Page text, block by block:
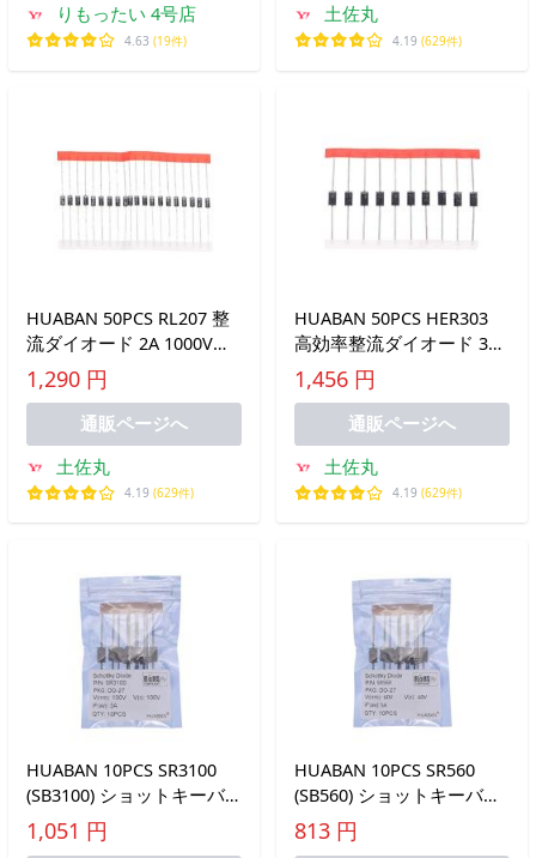
りもったい 4号店
4.63 (19件)
土佐丸
4.19 (629件)
HUABAN 50PCS RL207 整
流ダイオード 2A 1000V
DO-15 (DO-204AC) Axial 2
Amp 1000 Volt
1,290 円
通販ページへ
土佐丸
4.19 (629件)
HUABAN 50PCS HER303
高効率整流ダイオード 3A
200V 50-70ns DO-201AD
(DO-27) Axial 3 Amp
1,456 円
通販ページへ
土佐丸
4.19 (629件)
HUABAN 10PCS SR3100
(SB3100) ショットキーバ
リアダイオード 3A 100V
DO-201AD (DO-27) Axial
1,051 円
HUABAN 10PCS SR560
(SB560) ショットキーバリ
アダイオード 5A 60V DO-
201AD (DO-27) Axial 5 A
813 円